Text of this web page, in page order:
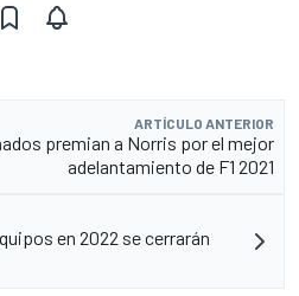
ARTÍCULO ANTERIOR
premian a Norris por el mejor
adelantamiento de F1 2021
en 2022 se cerrarán